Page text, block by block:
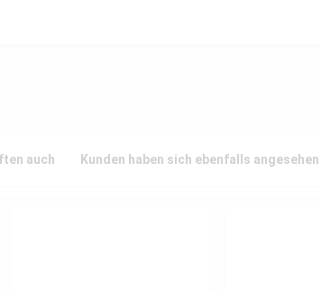
auch Kunden haben sich ebenfalls angesehen